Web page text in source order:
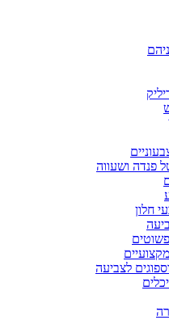
פנדה ושעווה
חלון
לצביעה